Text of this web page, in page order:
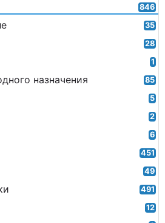
846
35
28
1
назначения 85
5
2
6
451
49
491
12